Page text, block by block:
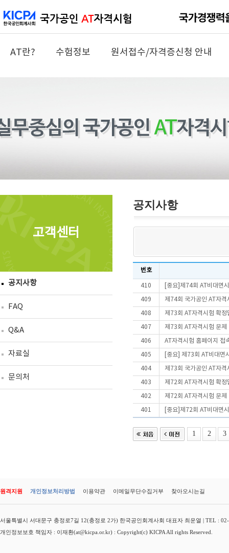
AT란? 수험정보 원서접수/자격증신청 안내
고객센터
공지사항
FAQ
Q&A
자료실
문의처
공지사항
번호
410 [중요]제74회 AT비대면
409 제74회 국가공인 AT자격
408 제73회 AT자격시험 확정
407 제73회 AT자격시험 문
406 AT자격시험 홈페이지 접
405 [중요] 제73회 AT비대면
404 제73회 국가공인 AT자격
403 제72회 AT자격시험 확정
402 제72회 AT자격시험 문
401 [중요]제72회 AT비대면
1 2 3
원격지원 개인정보처리방법 이용약관 이메일무단수집거부 찾아오시는길
서울특별시 서대문구 충정로7길 12(충정로 2가) 한국공인회계사회 대표자 최운열 | TEL :
개인정보보호 책임자 : 이재환(at@kicpa.or.kr) : Copyright(c) KICPA All rights Reserved.